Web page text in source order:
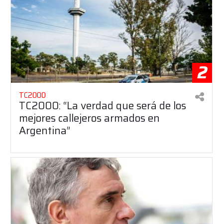
2
TC2000
TC2000: “La verdad que será de los
mejores callejeros armados en
Argentina”